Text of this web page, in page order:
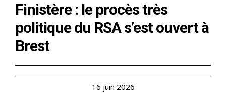
Finistère : le procès très
politique du RSA s’est ouvert à
Brest
16 juin 2026